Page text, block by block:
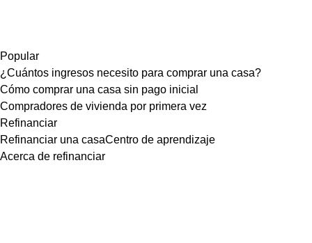
Popular
¿Cuántos ingresos necesito para comprar una casa?
Cómo comprar una casa sin pago inicial
Compradores de vivienda por primera vez
Refinanciar
Refinanciar una casaCentro de aprendizaje
Acerca de refinanciar